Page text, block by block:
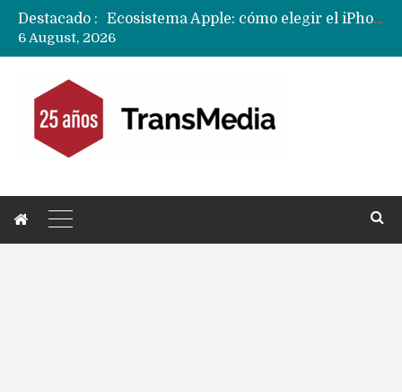
Destacado :
Nuevas filtraciones del Mate 90 Pro Max apuntan a potenciar las cámaras y pantalla OLED doble capa
6 August, 2026